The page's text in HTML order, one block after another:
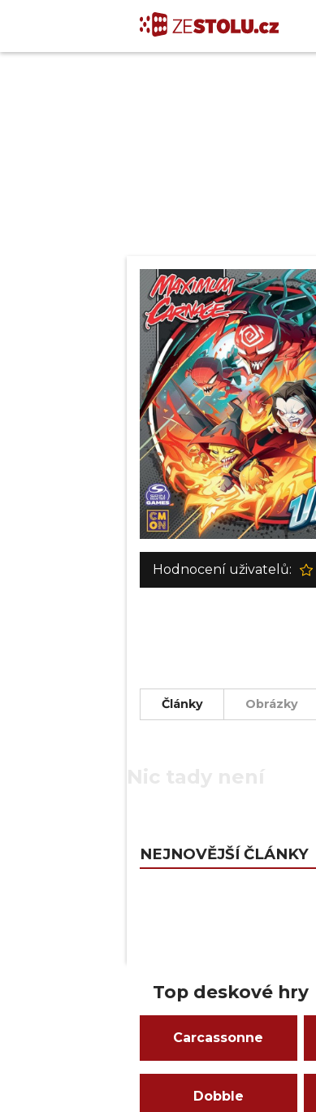
Hodnocení uživatelů:
Články Obrázky
NEJNOVĚJŠÍ ČLÁNKY
Top deskové hry
Carcassonne
Dobble